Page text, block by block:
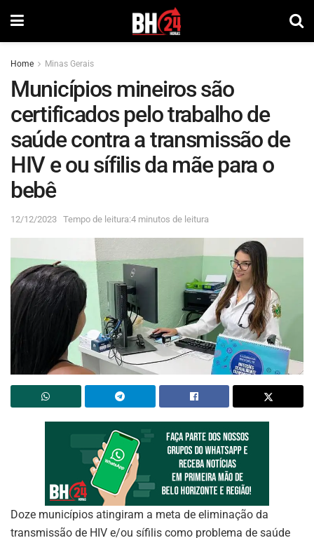
Home Minas Gerais
Municípios mineiros são
certificados pelo trabalho de
saúde contra a transmissão de
HIV e ou sífilis da mãe para o
bebê
12/12/2023 Tempo de leitura:4 minutos de leitura
Doze municípios atingiram a meta de eliminação da
transmissão de HIV e/ou sífilis como problema de saúde